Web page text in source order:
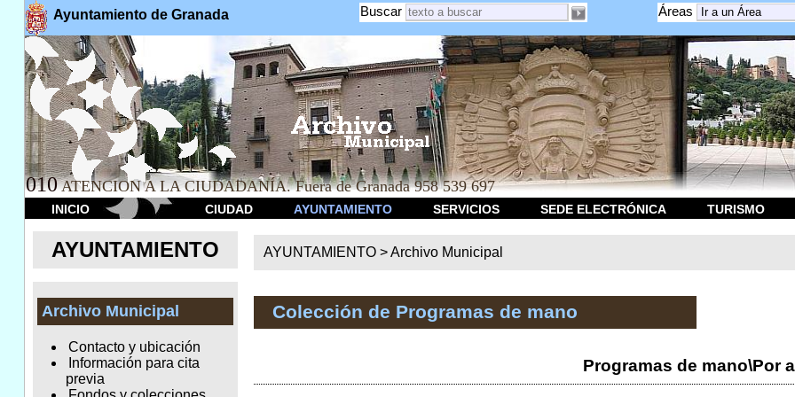
Ayuntamiento de Granada Áreas
Buscar
010 ATENCION A LA CIUDADANÍA. Fuera de Granada 958 539 697
INICIO CIUDAD AYUNTAMIENTO SERVICIOS SEDE ELECTRÓNICA TURISMO
AYUNTAMIENTO
Archivo Municipal
Contacto y ubicación
Información para cita
previa
AYUNTAMIENTO >Archivo Municipal
Colección de Programas de mano
Programas de mano\Por